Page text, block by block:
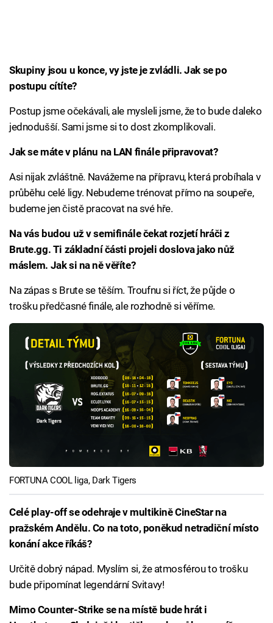
Skupiny jsou u konce, vy jste je zvládli. Jak se po
postupu cítíte?
Postup jsme očekávali, ale mysleli jsme, že to bude daleko
jednodušší. Sami jsme si to dost zkomplikovali.
Jak se máte v plánu na LAN finále připravovat?
Asi nijak zvláštně. Navážeme na přípravu, která probíhala v
průběhu celé ligy. Nebudeme trénovat přímo na soupeře,
budeme jen čistě pracovat na své hře.
Na vás budou už v semifinále čekat rozjetí hráči z
Brute.gg. Ti základní části projeli doslova jako nůž
máslem. Jak si na ně věříte?
Na zápas s Brute se těším. Troufnu si říct, že půjde o
trošku předčasné finále, ale rozhodně si věříme.
FORTUNA COOL liga, Dark Tigers
Celé play-off se odehraje v multikině CineStar na
pražském Andělu. Co na toto, poněkud netradiční místo
konání akce říkáš?
Určitě dobrý nápad. Myslím si, že atmosférou to trošku
bude připomínat legendární Svitavy!
Mimo Counter-Strike se na místě bude hrát i